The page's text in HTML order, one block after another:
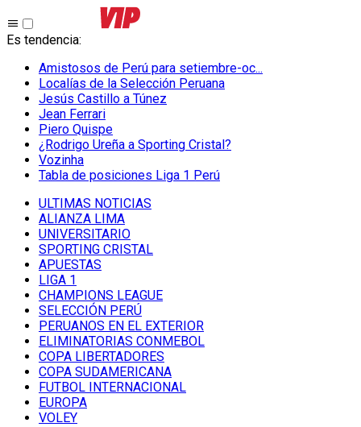
Es tendencia:
Amistosos de Perú para setiembre-oc...
Localías de la Selección Peruana
Jesús Castillo a Túnez
Jean Ferrari
Piero Quispe
¿Rodrigo Ureña a Sporting Cristal?
Vozinha
Tabla de posiciones Liga 1 Perú
ULTIMAS NOTICIAS
ALIANZA LIMA
UNIVERSITARIO
SPORTING CRISTAL
APUESTAS
LIGA 1
CHAMPIONS LEAGUE
SELECCIÓN PERÚ
PERUANOS EN EL EXTERIOR
ELIMINATORIAS CONMEBOL
COPA LIBERTADORES
COPA SUDAMERICANA
FUTBOL INTERNACIONAL
EUROPA
VOLEY